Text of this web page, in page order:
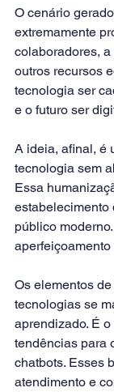
O cenário
extremamente
colaboradores,
outros recursos
tecnologia ser
e o futuro ser
A ideia, afinal, é
tecnologia sem
Essa
estabelecimento
público
Os elementos
tecnologias se
aprendizado. É
tendências para
chatbots. Esses
atendimento e